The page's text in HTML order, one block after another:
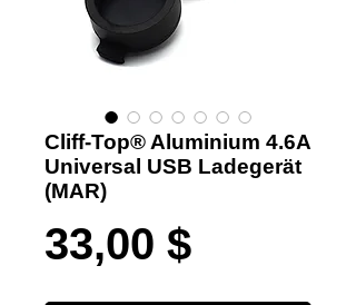
Cliff-Top® Aluminium 4.6A
Universal USB Ladegerät
(MAR)
33,00 $Preis